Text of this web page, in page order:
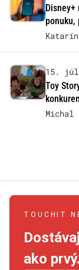
ponuku,
15.
Toy
Michal
TOUCHIT
ako prvý.